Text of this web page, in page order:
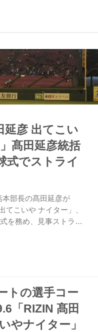
延彦 出てこい
髙田延彦統括
式でストライ
部長の髙田延彦が
てこいや ナイター」、
を務め、見事ストライ
（タカラレーベン れ～
ークショーも開催。 ま
が勝利を収めた。 髙
コメントはこちらか
務めた髙田延彦さんか
楽天Koboスタジアム
トの選手コー
「RIZIN 髙田
やナイター」